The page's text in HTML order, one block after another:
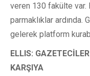
veren 130 fakülte var.
parmaklıklar
gelerek platform
ELLIS:
KARŞIYA